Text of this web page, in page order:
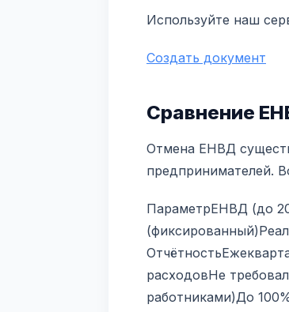
Используйте наш
Создать документ
Сравнение
Отмена ЕНВД
предпринимателей.
ПараметрЕНВД (до
расходовНе
работниками)До